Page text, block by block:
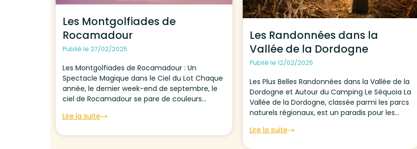
Les Montgolfiades de
Rocamadour
Publié le 27/02/2025
Les Montgolfiades de Rocamadour : Un
Spectacle Magique dans le Ciel du Lot Chaque
année, le dernier week-end de septembre, le
ciel de Rocamadour se pare de couleurs
Montgolfiades. Cet événement exceptionnel
Lire la suite
Les Randonnées dans la
Vallée de la Dordogne
Publié le 12/02/2025
Les Plus Belles Randonnées dans la Vallée de la
Dordogne et Autour du Camping Le Séquoia La
Vallée de la Dordogne, classée parmi les parcs
naturels régionaux, est un paradis pour les
de grande randonnée. Elle offre des...
Lire la suite